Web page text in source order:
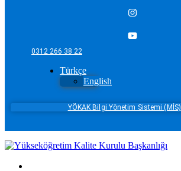
0312 266 38 22
Türkçe
English
YÖKAK Bilgi Yönetim Sistemi (MİS)